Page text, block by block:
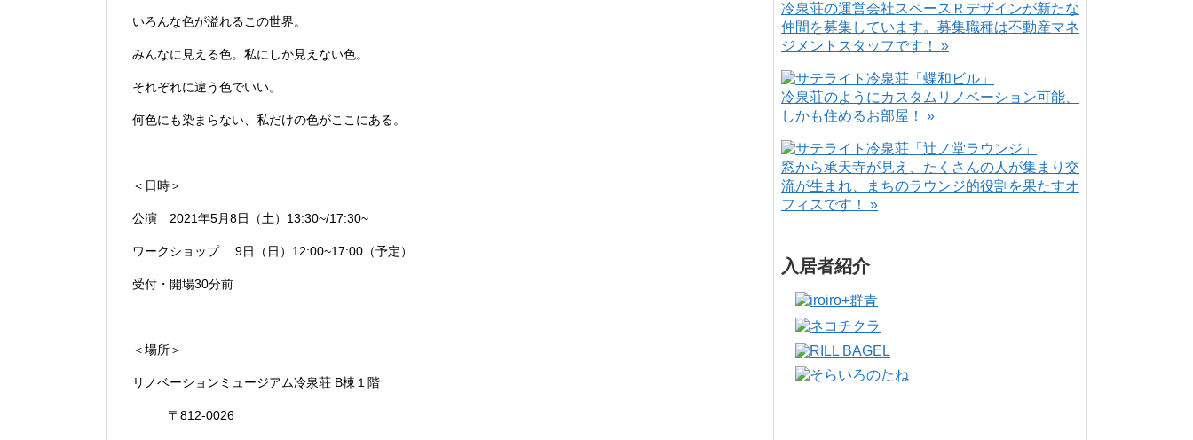
いろんな色が溢れるこの世界。
みんなに見える色。私にしか見えない色。
それぞれに違う色でいい。
何色にも染まらない、私だけの色がここにある。
＜日時＞
公演 2021年5月8日（土）13:30~/17:30~
ワークショップ 9日（日）12:00~17:00（予定）
受付・開場30分前
＜場所＞
リノベーションミュージアム冷泉荘 B棟１階
〒812-0026
冷泉荘の運営会社スペースＲデザインが新たな
仲間を募集しています。募集職種は不動産マネ
ジメントスタッフです！ »
冷泉荘のようにカスタムリノベーション可能、
しかも住めるお部屋！ »
窓から承天寺が見え、たくさんの人が集まり交
流が生まれ、まちのラウンジ的役割を果たすオ
フィスです！ »
入居者紹介